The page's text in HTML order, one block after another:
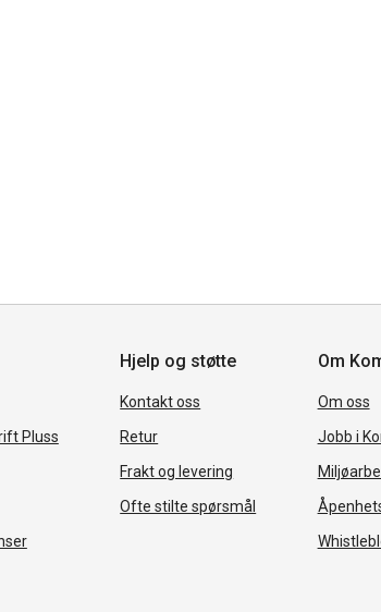
Pluss
Hjelp og støtte
Kontakt oss
Retur
Frakt og levering
Ofte stilte spørsmål
Om
Om oss
Jobb i